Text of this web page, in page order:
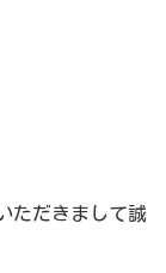
ただきまして誠